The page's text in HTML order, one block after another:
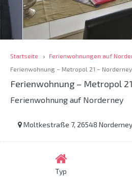
Startseite
Ferienwohnungen auf
Ferienwohnung – Metropol 21 – Norderney
Ferienwohnung – Metropol
Ferienwohnung auf Norderney
Moltkestraße 7, 26548 Norderney
Typ